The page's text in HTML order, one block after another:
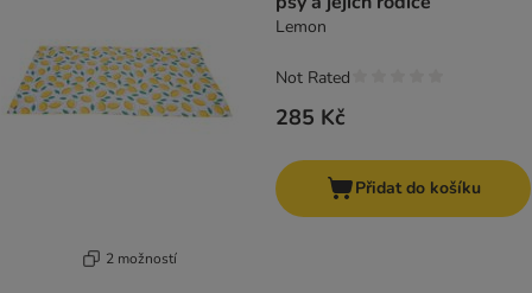
2 možností
Lemon
285 Kč
Not Rated
Přidat do košíku